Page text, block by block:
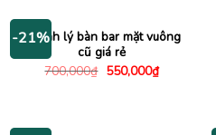
-21%
Thanh lý bàn bar mặt vuông
cũ giá rẻ
700,000₫ Giá
550,000₫Giá
hiện